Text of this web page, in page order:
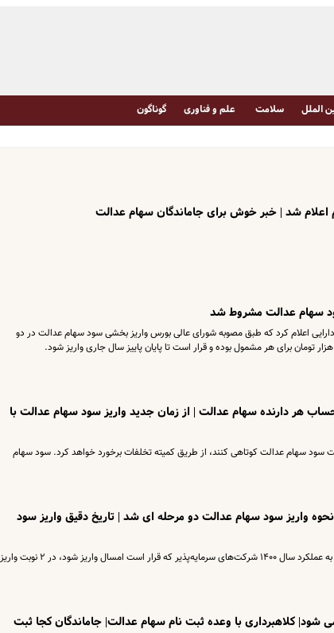
الملل سلامت علم و فناوری گوناگون
شد | خبر خوش برای جاماندگان سهام عدالت
سهام عدالت مشروط شد
اعلام کرد که طبق مصوبه شورای عالی بورس واریز بخشی سود سهام عدالت در دو
هر دارنده سهام عدالت | از زمان جدید واریز سود سهام عدالت با
سهام عدالت کوتاهی کنند، از طریق کمیته تخلفات برخورد خواهد کرد. سود سهام
واریز سود سهام عدالت دو مرحله ای شد | تاریخ دقیق واریز سود
رییس سازمان خصوصی‌سازی گفت: سود سهام عدالت مربوط به عملکرد سال ۱۴۰۰ شرکت‌های سرمایه‌پذیر که قرار است امسال واریز شود، در ۲ نوبت واریز
شود| کلاهبرداری با وعده ثبت نام سهام عدالت| جاماندگان کجا ثبت